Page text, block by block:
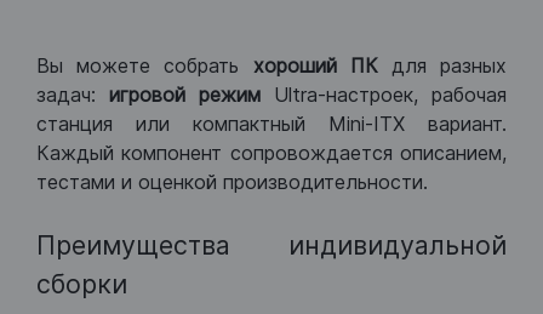
Вы можете собрать хороший ПКдля разных
задач: игровой режим Ultra-настроек, рабочая
станция или компактный Mini-ITX вариант.
Каждый компонент сопровождается описанием,
тестами и оценкой производительности.
Преимущества индивидуальной
сборки